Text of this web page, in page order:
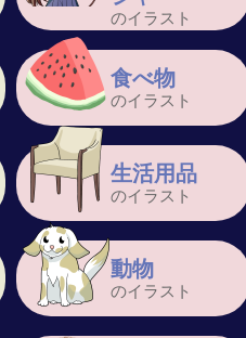
のイラスト
食べ物
のイラスト
生活用品
のイラスト
動物
のイラスト